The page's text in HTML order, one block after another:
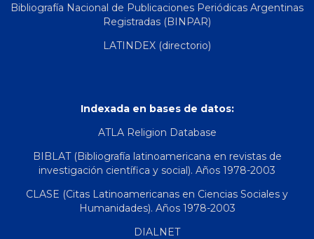
Bibliografía Nacional de Publicaciones Periódicas Argentinas
Registradas (BINPAR)
LATINDEX (directorio)
Indexada en bases de datos:
ATLA Religion Database
BIBLAT (Bibliografía latinoamericana en revistas de
investigación científica y social). Años 1978-2003
CLASE (Citas Latinoamericanas en Ciencias Sociales y
Humanidades). Años 1978-2003
DIALNET